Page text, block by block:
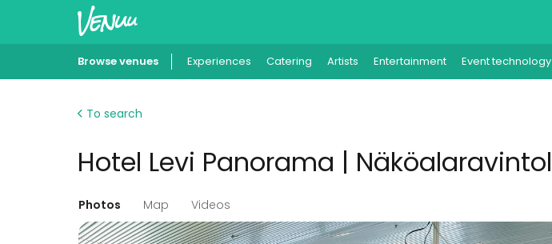
Browse venues Experiences Catering Artists Entertainment Event technology
To search
Hotel Levi Panorama |
Photos Map Videos